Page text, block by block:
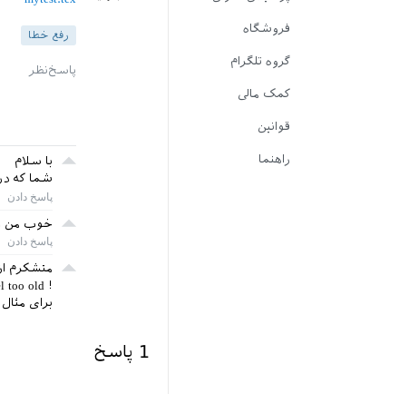
فروشگاه
گروه تلگرام
کمک مالی
قوانین
راهنما
رفع خطا
با سلام
شما که
خوب من
متشکرم
! Package xparse Error: Support package l3kernel too old.
برای
1 پاسخ